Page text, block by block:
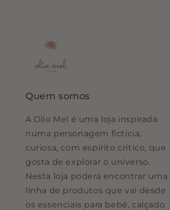
Quem somos
A Olio Mel é uma loja inspirada
numa personagem fictícia,
curiosa, com espírito crítico, que
gosta de explorar o universo.
Nesta loja poderá encontrar uma
linha de produtos que vai desde
os essenciais para bebé, calçado